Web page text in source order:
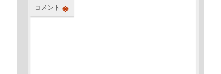
コメント ※